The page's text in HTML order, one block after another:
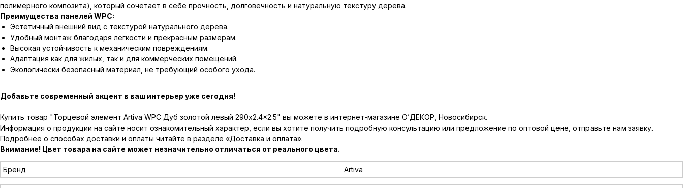
полимерного композита), который сочетает в себе прочность, долговечность и натуральную текстуру дерева.
Преимущества панелей WPC:
Эстетичный внешний вид с текстурой натурального дерева.
Удобный монтаж благодаря легкости и прекрасным размерам.
Высокая устойчивость к механическим повреждениям.
Адаптация как для жилых, так и для коммерческих помещений.
Экологически безопасный материал, не требующий особого ухода.
Добавьте современный акцент в ваш интерьер уже сегодня!
Купить товар "Торцевой элемент Artiva WPC Дуб золотой левый 290x2.4x2.5" вы можете в интернет-магазине О’ДЕКОР, Новосибирск.
Информация о продукции на сайте носит ознакомительный характер, если вы хотите получить подробную консультацию или предложение по оптовой цене, отправьте нам заявку.
Подробнее о способах доставки и оплаты читайте в разделе «Доставка и оплата».
Внимание! Цвет товара на сайте может незначительно отличаться от реального цвета.
Бренд Artiva